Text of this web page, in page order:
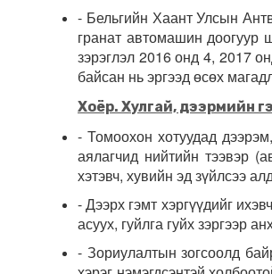
- Бельгийн Хаант Улсын
гранат автомашин доогуур
зэрэглэл 2016 онд 4, 2017
байсан нь эргээд өсөх
Хоёр. Хулгай, дээрмийн
- Томоохон хотуудад
аялагчид нийтийн тээвэр
хэтэвч, хувийн эд зүйлсээ
- Дээрх гэмт хэргүүдийг
асуух, гуйлга гуйх зэргээр
- Зориулалтын зогсоолд